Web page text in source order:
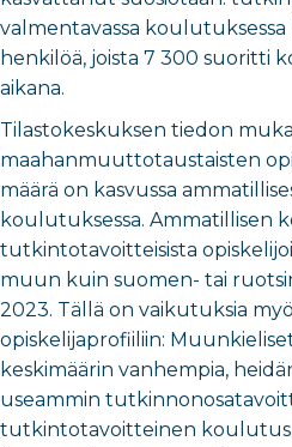
valmentavassa koulutuksessa
henkilöä, joista 7 300 suoritti
aikana.
Tilastokeskuksen tiedon
maahanmuuttotaustaisten
määrä on kasvussa
koulutuksessa. Ammatillisen
tutkintotavoitteisista
muun kuin suomen- tai
2023. Tällä on vaikutuksia
opiskelijaprofiiliin:
keskimäärin vanhempia,
useammin
tutkintotavoitteinen koulutus